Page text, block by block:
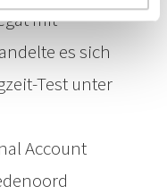
mit
es sich
Test unter
Account